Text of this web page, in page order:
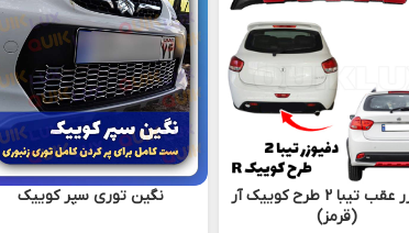
دفیوزر عقب تیبا 2 طرح کوییک آر
(قرمز)
نگین توری سپر کوییک